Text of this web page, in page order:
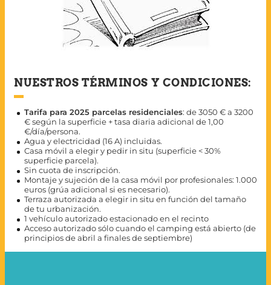
NUESTROS TÉRMINOS Y CONDICIONES:
Tarifa para 2025 parcelas residenciales: de 3050 € a 3200
€ según la superficie + tasa diaria adicional de 1,00
€/día/persona.
Agua y electricidad (16 A) incluidas.
Casa móvil a elegir y pedir in situ (superficie < 30%
superficie parcela).
Sin cuota de inscripción.
Montaje y sujeción de la casa móvil por profesionales: 1.000
euros (grúa adicional si es necesario).
Terraza autorizada a elegir in situ en función del tamaño
de tu urbanización.
1 vehículo autorizado estacionado en el recinto
Acceso autorizado sólo cuando el camping está abierto (de
principios de abril a finales de septiembre)